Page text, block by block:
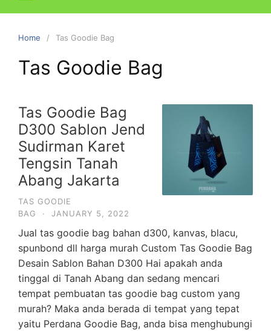
Home Tas Goodie Bag
Tas Goodie Bag
Tas Goodie Bag
D300 Sablon Jend
Sudirman Karet
Tengsin Tanah
Abang Jakarta
TAS GOODIE
BAG
· JANUARY 5, 2022
Jual tas goodie bag bahan d300, kanvas, blacu,
spunbond dll harga murah Custom Tas Goodie Bag
Desain Sablon Bahan D300 Hai apakah anda
tinggal di Tanah Abang dan sedang mencari
tempat pembuatan tas goodie bag custom yang
murah? Maka anda berada di tempat yang tepat
yaitu Perdana Goodie Bag, anda bisa menghubungi